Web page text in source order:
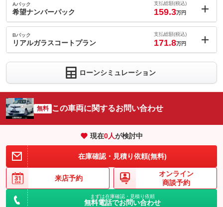
Aパック
希望ナンバーパック
支払総額(税込)
159.3万円
内：オプシ
ョン価格
(税込)
車両本体価
パック内容
Bパック
リアルガラスコートプラン
支払総額(税込)
171.8万円
14 万円
車両本体価
格
パック内容
備考
このパックの見積もり依頼（無料）
ローンシミュレーション
無料 この車両に関するお問い合わせ
現在0人が検討中
在庫確認・見積り依頼(無料)
来店予約
オンライン
商談予約
まずは在庫確認・見積り依頼
無料電話でお問い合わせ